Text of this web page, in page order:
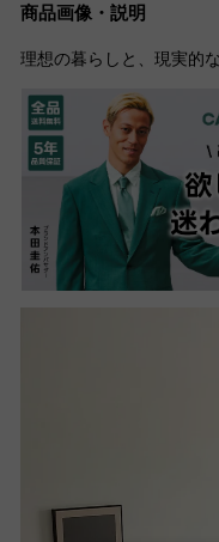
商品画像・説明
理想の暮らしと、現実的